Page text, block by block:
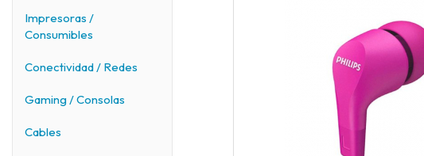
Impresoras /
Consumibles
Conectividad / Redes
Gaming / Consolas
Cables